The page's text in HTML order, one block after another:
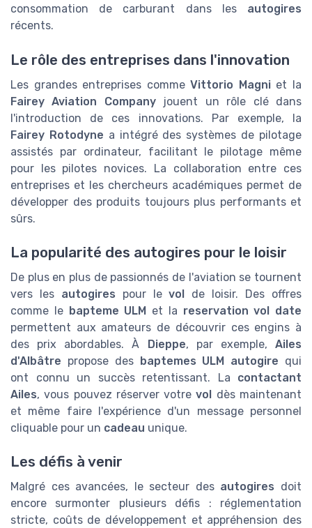
consommation de carburant dans les autogires
récents.
Le rôle des entreprises dans l'innovation
Les grandes entreprises commeVittorio Magniet la
Fairey Aviation Companyjouent un rôle clé dans
l'introduction de ces innovations. Par exemple, la
Fairey Rotodyne a intégré des systèmes de pilotage
assistés par ordinateur, facilitant le pilotage même
pour les pilotes novices. La collaboration entre ces
entreprises et les chercheurs académiques permet de
développer des produits toujours plus performants et
sûrs.
La popularité des autogires pour le loisir
De plus en plus de passionnés de l'aviation se tournent
vers les autogires pour levol de loisir. Des offres
comme le bapteme ULM et la reservation vol date
permettent aux amateurs de découvrir ces engins à
des prix abordables. À Dieppe, par exemple,Ailes
d'Albâtre propose des baptemes ULM autogire qui
ont connu un succès retentissant. La contactant
Ailes, vous pouvez réserver votrevol dès maintenant
et même faire l'expérience d'un message personnel
cliquable pour un cadeau unique.
Les défis à venir
Malgré ces avancées, le secteur des autogires doit
encore surmonter plusieurs défis : réglementation
stricte, coûts de développement et appréhension des